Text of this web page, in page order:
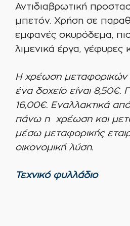
Αντιδιαβρωτική
μπετόν. Χρήση σε
εμφανές σκυρόδεμα,
λιμενικά έργα, γέφυρες
Η χρέωση μεταφορικών
ένα δοχείο είναι 8,50€.
16,00€. Εναλλακτικά
πάνω η χρέωση και
μέσω μεταφορικής
οικονομική λύση.
Τεχνικό φυλλάδιο